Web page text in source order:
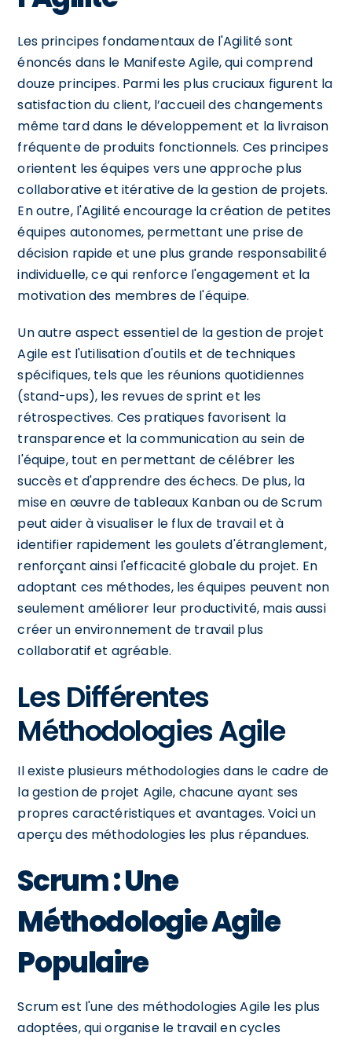
Les principes fondamentaux de l'Agilité sont
énoncés dans le Manifeste Agile, qui comprend
douze principes. Parmi les plus cruciaux figurent la
satisfaction du client, l’accueil des changements
même tard dans le développement et la livraison
fréquente de produits fonctionnels. Ces principes
orientent les équipes vers une approche plus
collaborative et itérative de la gestion de projets.
En outre, l'Agilité encourage la création de petites
équipes autonomes, permettant une prise de
décision rapide et une plus grande responsabilité
individuelle, ce qui renforce l'engagement et la
motivation des membres de l'équipe.
Un autre aspect essentiel de la gestion de projet
Agile est l'utilisation d'outils et de techniques
spécifiques, tels que les réunions quotidiennes
(stand-ups), les revues de sprint et les
rétrospectives. Ces pratiques favorisent la
transparence et la communication au sein de
l'équipe, tout en permettant de célébrer les
succès et d'apprendre des échecs. De plus, la
mise en œuvre de tableaux Kanban ou de Scrum
peut aider à visualiser le flux de travail et à
identifier rapidement les goulets d'étranglement,
renforçant ainsi l'efficacité globale du projet. En
adoptant ces méthodes, les équipes peuvent non
seulement améliorer leur productivité, mais aussi
créer un environnement de travail plus
collaboratif et agréable.
Les Différentes
Méthodologies Agile
Il existe plusieurs méthodologies dans le cadre de
la gestion de projet Agile, chacune ayant ses
propres caractéristiques et avantages. Voici un
aperçu des méthodologies les plus répandues.
Scrum : Une
Méthodologie Agile
Populaire
Scrum est l'une des méthodologies Agile les plus
adoptées, qui organise le travail en cycles